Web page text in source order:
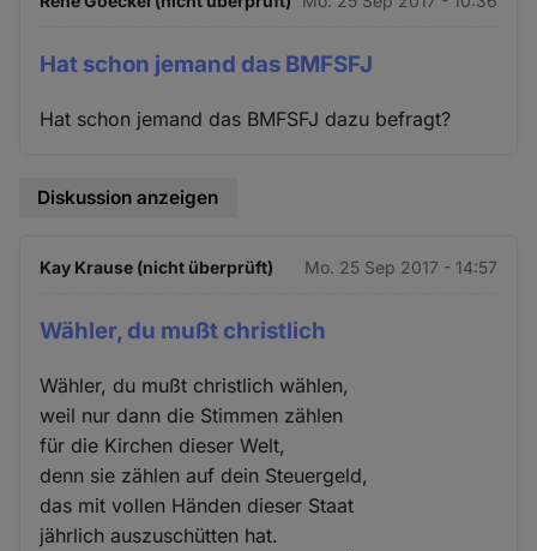
Hat schon jemand das BMFSFJ
Hat schon jemand das BMFSFJ dazu befragt?
Diskussion anzeigen
Kay Krause (nicht überprüft) Mo. 25 Sep 2017 - 14:57
Wähler, du mußt christlich
Wähler, du mußt christlich wählen,
weil nur dann die Stimmen zählen
für die Kirchen dieser Welt,
denn sie zählen auf dein Steuergeld,
das mit vollen Händen dieser Staat
jährlich auszuschütten hat.